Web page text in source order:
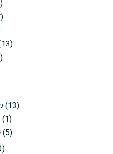
(13)
(1)
(5)